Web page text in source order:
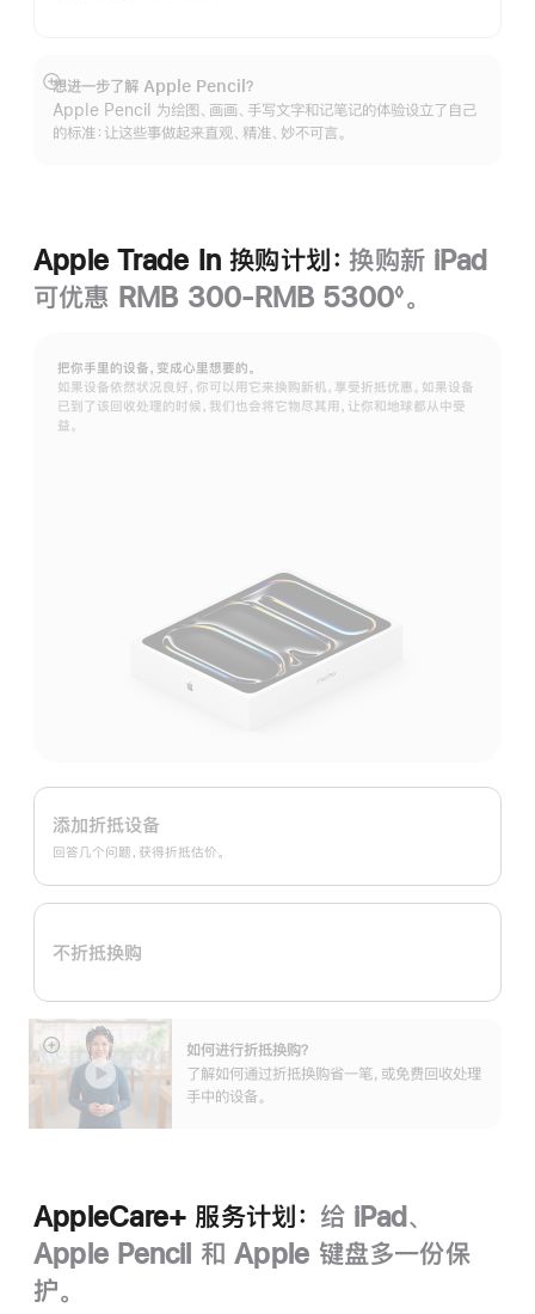
想进一步了解 Apple Pencil？
Apple Pencil 为绘图、画画、手写文字和记笔记的体验设立了自己
的标准：让这些事做起来直观、精准、妙不可言。
展
开
Apple Trade In 换购计划： 换购新 iPad
可优惠 RMB 300-RMB 5300◊ 。
把你手里的设备，变成心里想要的。
如果设备依然状况良好，你可以用它来换购新机，享受折抵优惠。如果设备
已到了该回收处理的时候，我们也会将它物尽其用，让你和地球都从中受
益。
Apple
Trade
换
购
划：
添加折抵设备
回答几个问题，获得折抵估价。
不折抵换购
如何进行折抵换购？
了解如何通过折抵换购省一笔，或免费回收处理
手中的设备。
展
AppleCare+ 服务计划： 给 iPad、
Apple Pencil 和 Apple 键盘多一份保
护。